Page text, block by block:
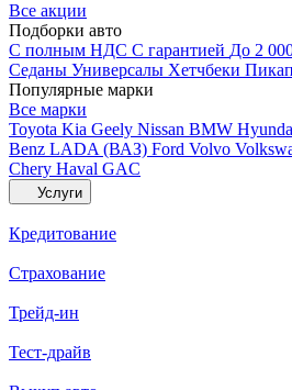
Все акции
Подборки авто
С полным НДС С гарантией До 2
Седаны Универсалы Хетчбеки
Популярные марки
Все марки
Toyota Kia Geely Nissan BMW
Benz LADA (ВАЗ) Ford Volvo
Chery Haval GAC
Услуги
Кредитование
Страхование
Трейд-ин
Тест-драйв